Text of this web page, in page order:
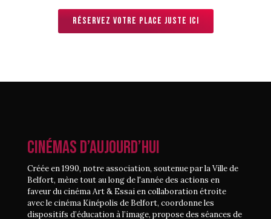
Réservez votre place juste ici
CINÉMAS D’AUJOURD’HUI
Créée en 1990, notre association, soutenue par la Ville de
Belfort, mène tout au long de l'année des actions en
faveur du cinéma Art & Essai en collaboration étroite
avec le cinéma Kinépolis de Belfort, coordonne les
dispositifs d’éducation à l’image, propose des séances de